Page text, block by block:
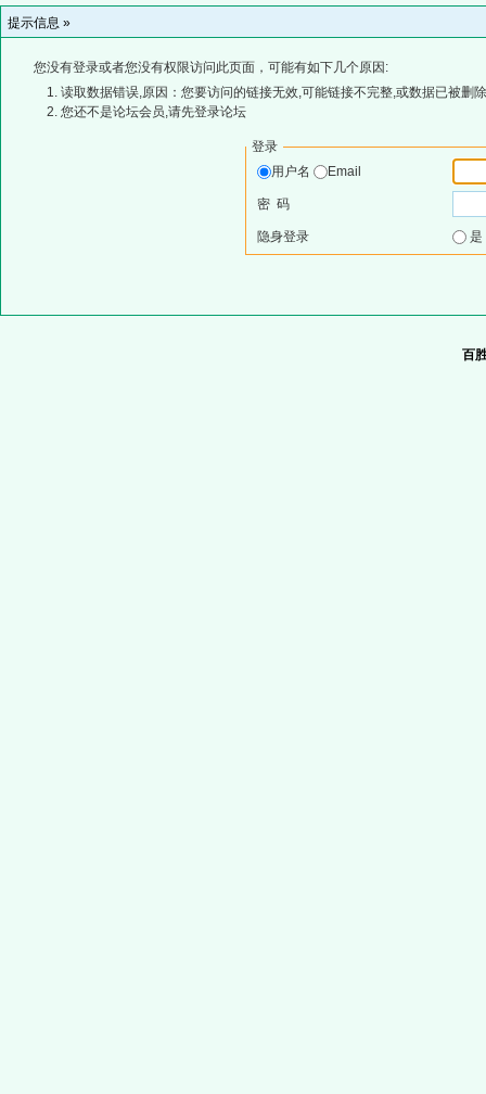
提示信息 »
您没有登录或者您没有权限访问此页面，可能有如下几个原因:
读取数据错误,原因：您要访问的链接无效,可能链接不完整,或数据已被删
您还不是论坛会员,请先登录论坛
登录
用户名
Email
密 码
隐身登录
百